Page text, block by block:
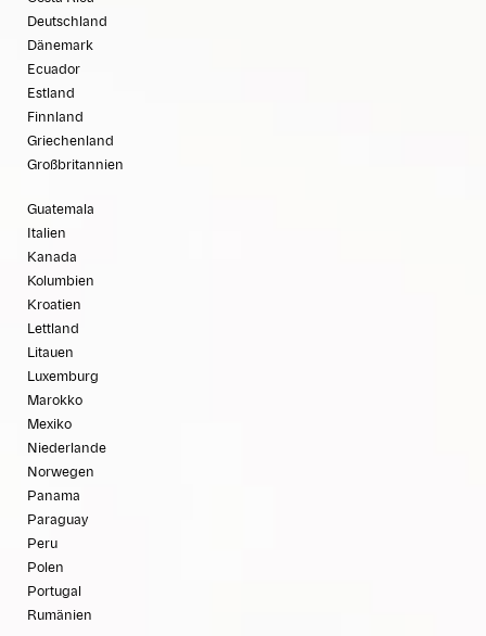
Deutschland
Dänemark
Ecuador
Estland
Finnland
Griechenland
Großbritannien
Guatemala
Italien
Kanada
Kolumbien
Kroatien
Lettland
Litauen
Luxemburg
Marokko
Mexiko
Niederlande
Norwegen
Panama
Paraguay
Peru
Polen
Portugal
Rumänien